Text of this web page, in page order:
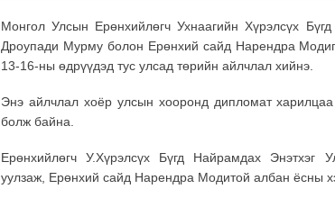
Монгол Улсын Ерөнхийлөгч Ухнаагийн Хүрэлсүх
Дроупади Мурму болон Ерөнхий сайд Нарендра
13-16-ны өдрүүдэд тус улсад төрийн айлчлал хийнэ.
Энэ айлчлал хоёр улсын хооронд дипломат
болж байна.
Ерөнхийлөгч У.Хүрэлсүх Бүгд Найрамдах Энэтхэг
уулзаж, Ерөнхий сайд Нарендра Модитой албан ёсны